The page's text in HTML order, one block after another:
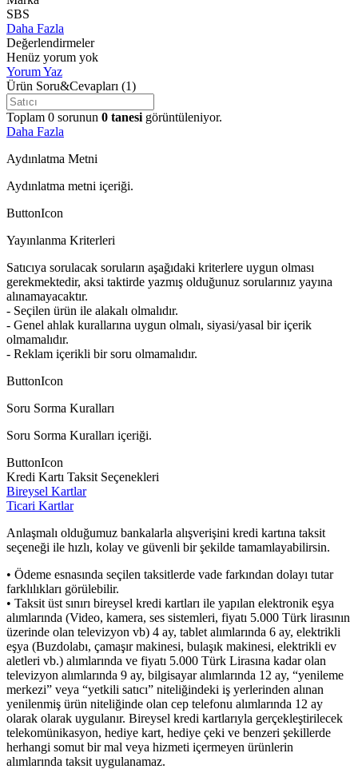
SBS
Daha Fazla
Değerlendirmeler
Henüz yorum yok
Yorum Yaz
Ürün Soru&Cevapları (1)
Toplam 0 sorunun 0 tanesi görüntüleniyor.
Daha Fazla
Aydınlatma Metni
Aydınlatma metni içeriği.
ButtonIcon
Yayınlanma Kriterleri
Satıcıya sorulacak soruların aşağıdaki kriterlere uygun olması
gerekmektedir, aksi taktirde yazmış olduğunuz sorularınız yayına
alınamayacaktır.
- Seçilen ürün ile alakalı olmalıdır.
- Genel ahlak kurallarına uygun olmalı, siyasi/yasal bir içerik
olmamalıdır.
- Reklam içerikli bir soru olmamalıdır.
ButtonIcon
Soru Sorma Kuralları
Soru Sorma Kuralları içeriği.
ButtonIcon
Kredi Kartı Taksit Seçenekleri
Bireysel Kartlar
Ticari Kartlar
Anlaşmalı olduğumuz bankalarla alışverişini kredi kartına taksit
seçeneği ile hızlı, kolay ve güvenli bir şekilde tamamlayabilirsin.
• Ödeme esnasında seçilen taksitlerde vade farkından dolayı tutar
farklılıkları görülebilir.
• Taksit üst sınırı bireysel kredi kartları ile yapılan elektronik eşya
alımlarında (Video, kamera, ses sistemleri, fiyatı 5.000 Türk lirasının
üzerinde olan televizyon vb) 4 ay, tablet alımlarında 6 ay, elektrikli
eşya (Buzdolabı, çamaşır makinesi, bulaşık makinesi, elektrikli ev
aletleri vb.) alımlarında ve fiyatı 5.000 Türk Lirasına kadar olan
televizyon alımlarında 9 ay, bilgisayar alımlarında 12 ay, “yenileme
merkezi” veya “yetkili satıcı” niteliğindeki iş yerlerinden alınan
yenilenmiş ürün niteliğinde olan cep telefonu alımlarında 12 ay
olarak olarak uygulanır. Bireysel kredi kartlarıyla gerçekleştirilecek
telekomünikasyon, hediye kart, hediye çeki ve benzeri şekillerde
herhangi somut bir mal veya hizmeti içermeyen ürünlerin
alımlarında taksit uygulanamaz.